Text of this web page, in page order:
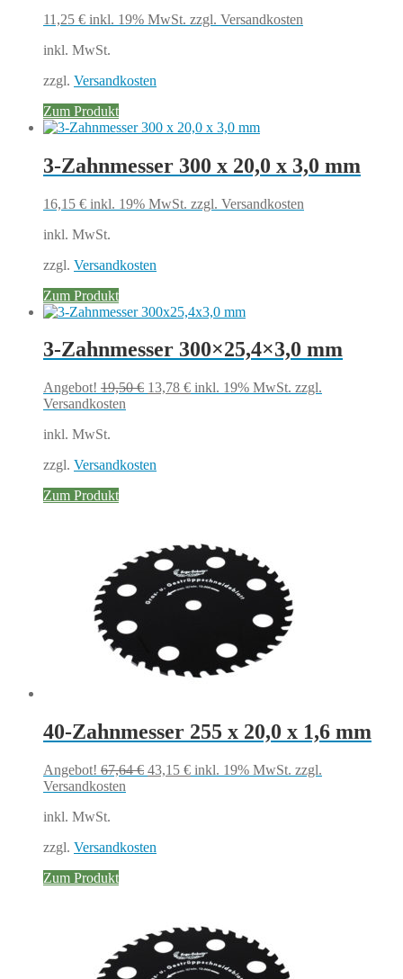
11,25 € inkl. 19% MwSt. zzgl. Versandkosten
inkl. MwSt.
zzgl. Versandkosten
Zum Produkt
3-Zahnmesser 300 x 20,0 x 3,0 mm
16,15 € inkl. 19% MwSt. zzgl. Versandkosten
inkl. MwSt.
zzgl. Versandkosten
Zum Produkt
3-Zahnmesser 300×25,4×3,0 mm
Angebot! 19,50€ Ursprünglicher
13,78 €Aktueller
inkl. 19% MwSt. zzgl.
Versandkosten
inkl. MwSt.
zzgl. Versandkosten
Zum Produkt
40-Zahnmesser 255 x 20,0 x 1,6 mm
Angebot! 67,64€ Ursprünglicher
43,15 €Aktueller
inkl. 19% MwSt. zzgl.
Versandkosten
inkl. MwSt.
zzgl. Versandkosten
Zum Produkt